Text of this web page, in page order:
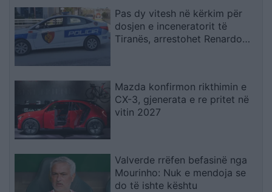
Pas dy vitesh në kërkim për
dosjen e inceneratorit të
Tiranës, arrestohet Renardo
Mazda konfirmon rikthimin e
CX-3, gjenerata e re pritet në
vitin 2027
Valverde rrëfen befasinë nga
Mourinho: Nuk e mendoja se
do të ishte kështu